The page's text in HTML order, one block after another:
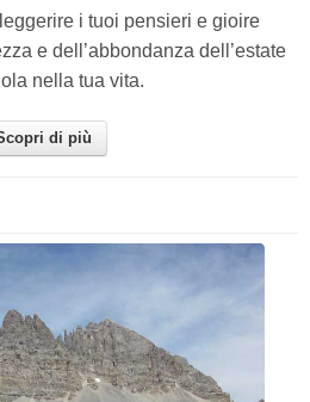
i tuoi pensieri e gioire
e dell’abbondanza dell’estate
nella tua vita.
di più